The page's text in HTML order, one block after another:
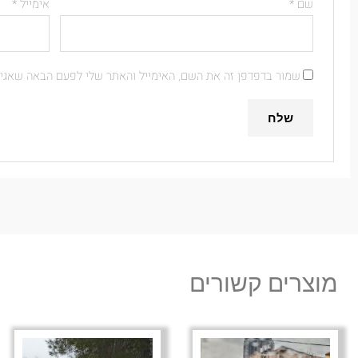
שם* אימייל*
שמור בדפדפן זה את השם, האימייל והאתר שלי לפעם הבאה
מוצרים קשורים